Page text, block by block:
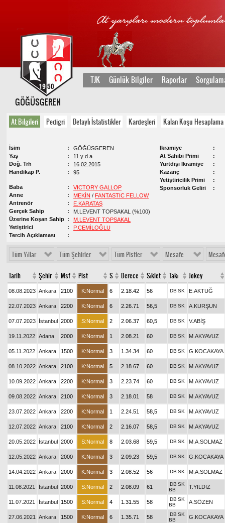
TJK Günlük Bilgiler Raporlar
GÖĞÜSGEREN
At Bilgileri Pedigri Detaylı İstatistikler Kardeşleri Kalan Koşu Hesaplama
İsim
GÖĞÜSGEREN
Yaş
11 y d a
Doğ. Trh
16.02.2015
Handikap P.
95
Baba
VICTORY GALLOP
Anne
MEKİN / FANTASTIC FELLOW
Antrenör
E.KARATAŞ
Gerçek Sahip
M.LEVENT TOPSAKAL (%100)
Üzerine Koşan Sahip
M.LEVENT TOPSAKAL
Yetiştirici
P.CEMİLOĞLU
Tercih Açıklaması
Ikramiye
At Sahibi Primi
Yurtdışı Ikramiye
Kazanç
Yetiştiricilik Primi
Sponsorluk Geliri
Tüm Yıllar Tüm Şehirler Tüm Pistler Mesafe
Tarih Şehir Msf Pist S Derece Sıklet Takı Jokey
08.08.2023 Ankara 2100 K:Normal 6 2.18.42 56 DB SK E.AKTUĞ
22.07.2023 Ankara 2200 K:Normal 6 2.26.71 56,5 DB SK A.KURŞUN
07.07.2023 İstanbul 2000 S:Normal 2 2.06.37 60,5 DB SK V.ABİŞ
19.11.2022 Adana 2000 K:Normal 1 2.08.21 60 DB SK M.AKYAVUZ
05.11.2022 Ankara 1500 K:Normal 3 1.34.34 60 DB SK G.KOCAKAYA
08.10.2022 Ankara 2100 K:Normal 5 2.18.67 60 DB SK M.AKYAVUZ
10.09.2022 Ankara 2200 K:Normal 3 2.23.74 60 DB SK M.AKYAVUZ
09.08.2022 Ankara 2100 K:Normal 3 2.18.01 58 DB SK M.AKYAVUZ
23.07.2022 Ankara 2200 K:Normal 1 2.24.51 58,5 DB SK M.AKYAVUZ
12.07.2022 Ankara 2100 K:Normal 2 2.16.07 58,5 DB SK M.AKYAVUZ
20.05.2022 İstanbul 2000 S:Normal 8 2.03.68 59,5 DB SK M.A.SOLMAZ
12.05.2022 Ankara 2000 K:Normal 3 2.09.23 59,5 DB SK G.KOCAKAYA
14.04.2022 Ankara 2000 K:Normal 3 2.08.52 56 DB SK M.A.SOLMAZ
11.08.2021 İstanbul 2000 S:Normal 2 2.08.09 61 DB SK
BB
T.YILDIZ
11.07.2021 İstanbul 1500 S:Normal 4 1.31.55 58 DB SK
BB
A.SÖZEN
27.06.2021 Ankara 1500 K:Normal 6 1.35.71 58 DB SK
BB
G.KOCAKAYA